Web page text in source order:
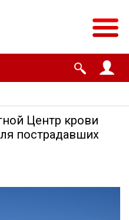
Центр крови
пострадавших